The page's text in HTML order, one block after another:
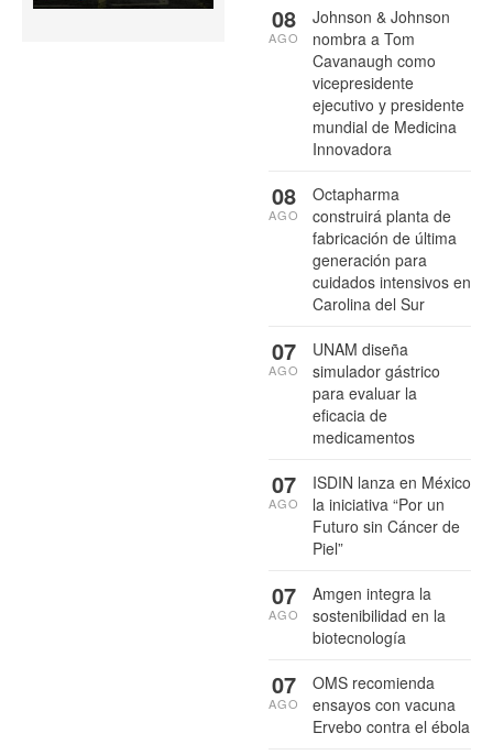
Johnson & Johnson
nombra a Tom
Cavanaugh como
vicepresidente
ejecutivo y presidente
mundial de Medicina
Innovadora
08
AGO
Octapharma
construirá planta de
fabricación de última
generación para
cuidados intensivos en
Carolina del Sur
08
AGO
UNAM diseña
simulador gástrico
para evaluar la
eficacia de
medicamentos
07
AGO
ISDIN lanza en México
la iniciativa “Por un
Futuro sin Cáncer de
Piel”
07
AGO
Amgen integra la
sostenibilidad en la
biotecnología
07
AGO
OMS recomienda
ensayos con vacuna
Ervebo contra el ébola
07
AGO